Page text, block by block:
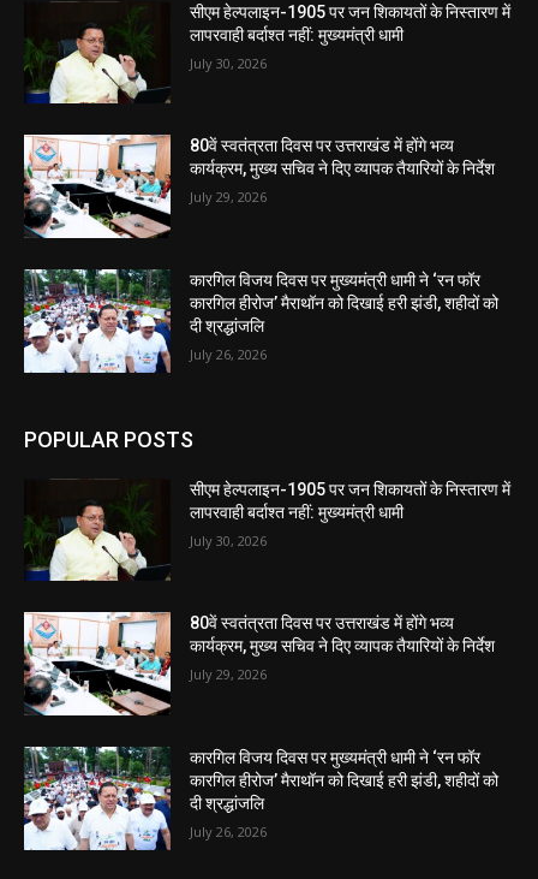
सीएम हेल्पलाइन-1905 पर जन शिकायतों के निस्तारण में
लापरवाही बर्दाश्त नहीं: मुख्यमंत्री धामी
July 30, 2026
80वें स्वतंत्रता दिवस पर उत्तराखंड में होंगे भव्य
कार्यक्रम, मुख्य सचिव ने दिए व्यापक तैयारियों के निर्देश
July 29, 2026
कारगिल विजय दिवस पर मुख्यमंत्री धामी ने ‘रन फॉर
कारगिल हीरोज’ मैराथॉन को दिखाई हरी झंडी, शहीदों को
दी श्रद्धांजलि
July 26, 2026
POPULAR POSTS
सीएम हेल्पलाइन-1905 पर जन शिकायतों के निस्तारण में
लापरवाही बर्दाश्त नहीं: मुख्यमंत्री धामी
July 30, 2026
80वें स्वतंत्रता दिवस पर उत्तराखंड में होंगे भव्य
कार्यक्रम, मुख्य सचिव ने दिए व्यापक तैयारियों के निर्देश
July 29, 2026
कारगिल विजय दिवस पर मुख्यमंत्री धामी ने ‘रन फॉर
कारगिल हीरोज’ मैराथॉन को दिखाई हरी झंडी, शहीदों को
दी श्रद्धांजलि
July 26, 2026